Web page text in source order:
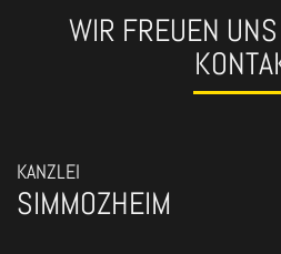
WIR FREUEN
KANZLEI
SIMMOZHEIM